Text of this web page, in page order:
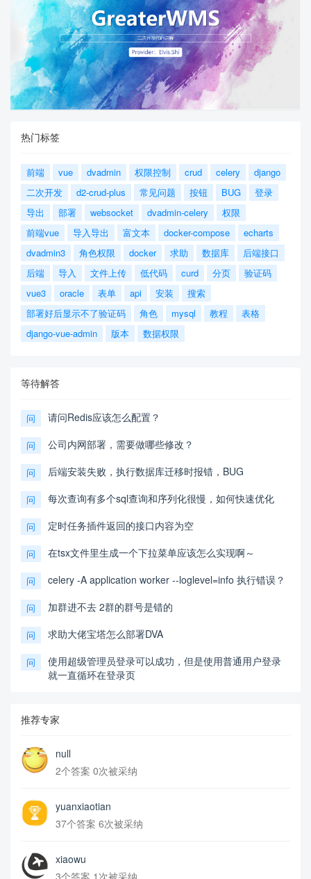
热门标签
前端 vue dvadmin 权限控制 crud celery
django
二次开发
d2-crud-plus 常见问题 按钮 BUG
登录
导出
部署 websocket dvadmin-celery
权限
前端vue
导入导出 富文本 docker-compose
echarts
dvadmin3
角色权限 docker 求助 数据库
后端接口
后端
导入 文件上传 低代码 curd 分页
验证码
vue3
oracle 表单 api 安装
搜索
部署好后显示不了验证码
角色 mysql 教程
表格
django-vue-admin
版本 数据权限
等待解答
问 请问Redis应该怎么配置？
问 公司内网部署，需要做哪些修改？
问 后端安装失败，执行数据库迁移时报错，BUG
问 每次查询有多个sql查询和序列化很慢，如何快速优化
问 定时任务插件返回的接口内容为空
问 在tsx文件里生成一个下拉菜单应该怎么实现啊～
问 celery -A application worker --loglevel=info 执行错误？
问 加群进不去 2群的群号是错的
问 求助大佬宝塔怎么部署DVA
问
使用超级管理员登录可以成功，但是使用普通用户登录
就一直循环在登录页
推荐专家
null
2个答案 0次被采纳
yuanxiaotian
37个答案 6次被采纳
xiaowu
3个答案 1次被采纳